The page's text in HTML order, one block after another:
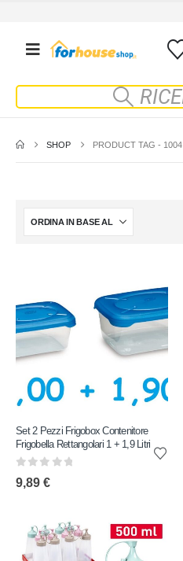
SHOP PRODUCT TAG - 1004
Set 2 Pezzi Frigobox Contenitore
Frigobella Rettangolari 1 + 1,9 Litri
0 out of 5
9,89 €